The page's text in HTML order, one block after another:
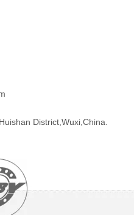
District,Wuxi,China.